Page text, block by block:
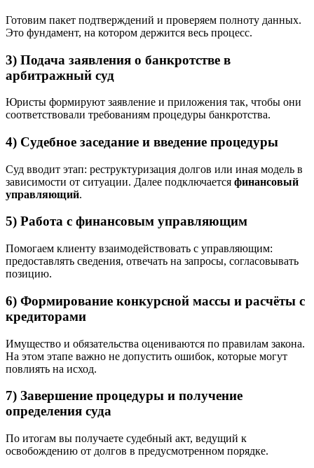
Готовим пакет подтверждений и проверяем полноту данных.
Это фундамент, на котором держится весь процесс.
3) Подача заявления о банкротстве в
арбитражный суд
Юристы формируют заявление и приложения так, чтобы они
соответствовали требованиям процедуры банкротства.
4) Судебное заседание и введение процедуры
Суд вводит этап: реструктуризация долгов или иная модель в
зависимости от ситуации. Далее подключается финансовый
управляющий.
5) Работа с финансовым управляющим
Помогаем клиенту взаимодействовать с управляющим:
предоставлять сведения, отвечать на запросы, согласовывать
позицию.
6) Формирование конкурсной массы и расчёты с
кредиторами
Имущество и обязательства оцениваются по правилам закона.
На этом этапе важно не допустить ошибок, которые могут
повлиять на исход.
7) Завершение процедуры и получение
определения суда
По итогам вы получаете судебный акт, ведущий к
освобождению от долгов в предусмотренном порядке.